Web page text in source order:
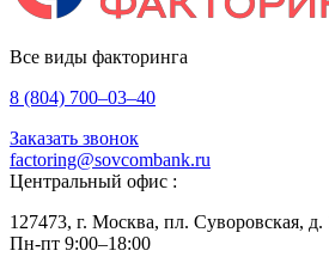
Все виды факторинга
8 (804) 700–03–40
Заказать звонок
factoring@sovcombank.ru
Центральный офис :
127473, г. Москва, пл. Суворовская, д.
Пн-пт 9:00–18:00